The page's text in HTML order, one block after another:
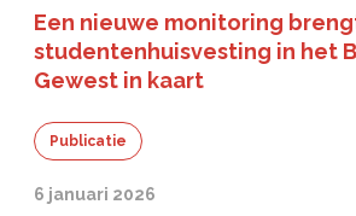
Een nieuwe monitoring
studentenhuisvesting in het
Gewest in kaart
Publicatie
6 januari 2026